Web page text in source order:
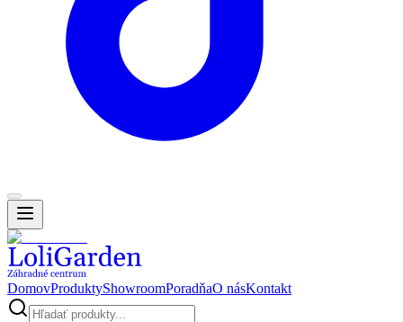
DomovProduktyShowroomPoradňaO násKontakt